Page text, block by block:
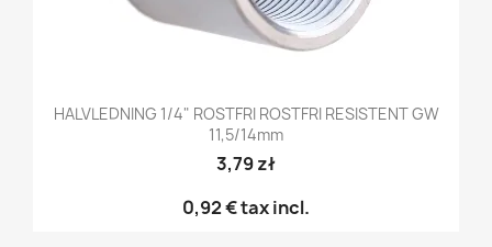
HALVLEDNING 1/4" ROSTFRI ROSTFRI RESISTENT GW
11,5/14mm
3,79 zł
0,92 €tax incl.